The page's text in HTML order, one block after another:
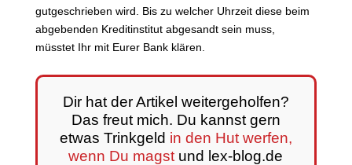
gutgeschrieben wird. Bis zu welcher Uhrzeit diese beim
abgebenden Kreditinstitut abgesandt sein muss,
müsstet Ihr mit Eurer Bank klären.
Dir hat der Artikel weitergeholfen?
Das freut mich. Du kannst gern
etwas Trinkgeld in den Hut werfen,
wenn Du magst und lex-blog.de